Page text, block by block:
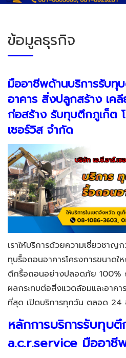
ข้อมูลธุรกิจ
มืออาชีพด้านบริการรับ
อาคาร สิ่งปลูกสร้าง เค
ก่อสร้าง รับทุบตึกภูเก็ต
เซอร์วิส จำกัด
เราให้บริการด้วยความเชี่ยวชา
ทุบรื้อถอนอาคารโครงการขนาด
ตึกรื้อถอนอย่างปลอดภัย 100%
ผลกระทบต่อสิ่งแวดล้อมและอาคา
ที่สุด เปิดบริการทุกวัน ตลอด 24
หลักการบริการรับทุบ
a.c.r.service มืออาชี